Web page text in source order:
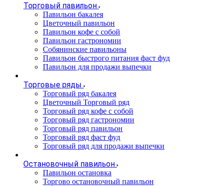
Торговый павильон
Павильон бакалея
Цветочный павильон
Павильон кофе с собой
Павильон гастрономии
Собянинские павильоны
Павильон быстрого питания фаст фуд
Павильон для продажи выпечки
Торговые ряды
Торговый ряд бакалея
Цветочный Торговый ряд
Торговый ряд кофе с собой
Торговый ряд гастрономии
Торговый ряд павильон
Торговый ряд фаст фуд
Торговый ряд для продажи выпечки
Остановочный павильон
Павильон остановка
Торгово остановочный павильон